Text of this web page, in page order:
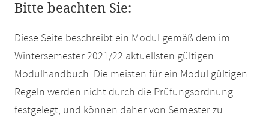
Bitte beachten Sie:
Diese Seite beschreibt ein Modul gemäß dem im
Wintersemester 2021/22 aktuellsten gültigen
Modulhandbuch. Die meisten für ein Modul gültigen
Regeln werden nicht durch die Prüfungsordnung
festgelegt, und können daher von Semester zu